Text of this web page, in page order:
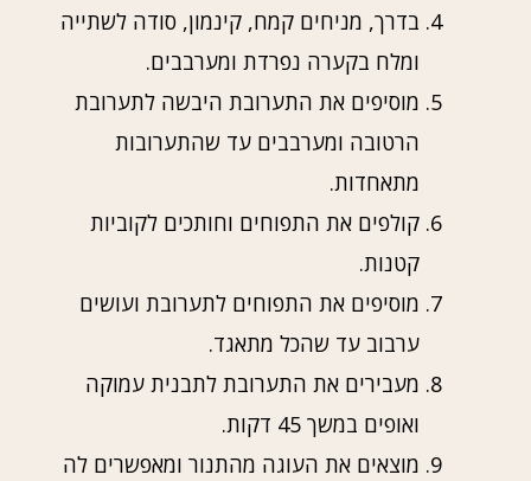
בדרך, מניחים קמח, קינמון, סודה לשתייה
ומלח בקערה נפרדת ומערבבים.
מוסיפים את התערובת היבשה לתערובת
הרטובה ומערבבים עד שהתערובות
מתאחדות.
קולפים את התפוחים וחותכים לקוביות
קטנות.
מוסיפים את התפוחים לתערובת ועושים
ערבוב עד שהכל מתאגד.
מעבירים את התערובת לתבנית עמוקה
ואופים במשך 45 דקות.
מוצאים את העוגה מהתנור ומאפשרים לה